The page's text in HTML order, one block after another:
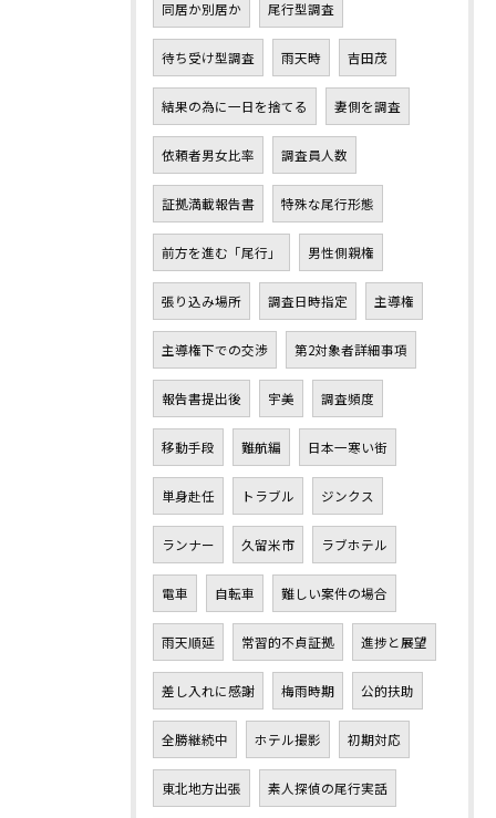
同居か別居か 尾行型調査
待ち受け型調査 雨天時 吉田茂
結果の為に一日を捨てる 妻側を調査
依頼者男女比率 調査員人数
証拠満載報告書 特殊な尾行形態
前方を進む「尾行」 男性側親権
張り込み場所 調査日時指定 主導権
主導権下での交渉 第2対象者詳細事項
報告書提出後 宇美 調査頻度
移動手段 難航編 日本一寒い街
単身赴任 トラブル ジンクス
ランナー 久留米市 ラブホテル
電車 自転車 難しい案件の場合
雨天順延 常習的不貞証拠 進捗と展望
差し入れに感謝 梅雨時期 公的扶助
全勝継続中 ホテル撮影 初期対応
東北地方出張 素人探偵の尾行実話